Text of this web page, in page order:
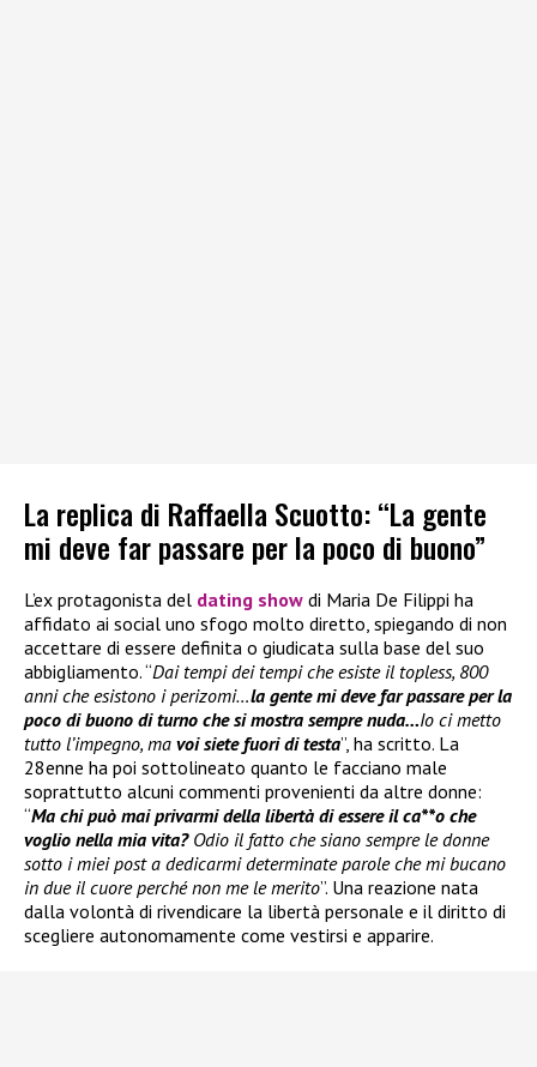
La replica di Raffaella Scuotto: “La gente
mi deve far passare per la poco di buono”
L’ex protagonista del dating show di Maria De Filippi ha
affidato ai social uno sfogo molto diretto, spiegando di non
accettare di essere definita o giudicata sulla base del suo
abbigliamento. “Dai tempi dei tempi che esiste il topless, 800
anni che esistono i perizomi…la gente mi deve far passare per la
poco di buono di turno che si mostra sempre nuda…Io ci metto
tutto l’impegno, ma voi siete fuori di testa”, ha scritto. La
28enne ha poi sottolineato quanto le facciano male
soprattutto alcuni commenti provenienti da altre donne:
“Ma chi può mai privarmi della libertà di essere il ca**o che
voglio nella mia vita? Odio il fatto che siano sempre le donne
sotto i miei post a dedicarmi determinate parole che mi bucano
in due il cuore perché non me le merito”. Una reazione nata
dalla volontà di rivendicare la libertà personale e il diritto di
scegliere autonomamente come vestirsi e apparire.